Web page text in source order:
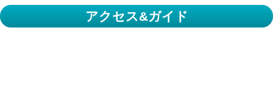
アクセス&ガイド